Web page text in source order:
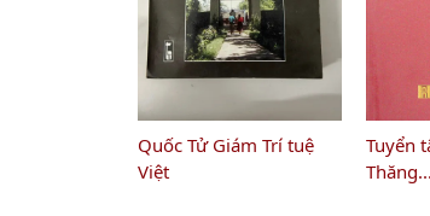
Quốc Tử Giám Trí tuệ
Việt
Tuyển
Thăng...